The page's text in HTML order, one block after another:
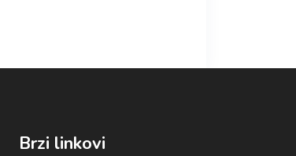
Brzi linkovi